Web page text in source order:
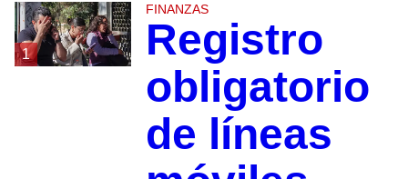
1
FINANZAS
Registro
obligatorio
de líneas